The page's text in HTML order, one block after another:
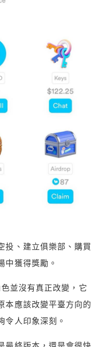
投、建立俱樂部、購買
中獲得獎勵。
並沒有真正改變，它
本應該改變平臺方向的
令人印象深刻。